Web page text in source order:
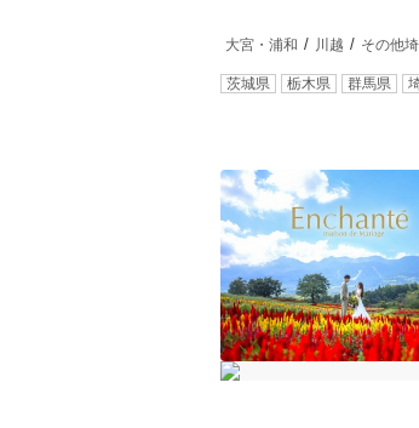
大宮・浦和 川越 その他
茨城県 栃木県 群馬県